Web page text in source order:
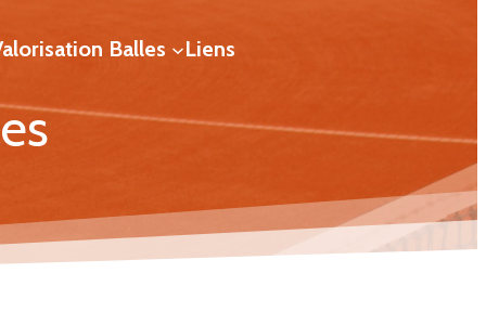
Balles Liens